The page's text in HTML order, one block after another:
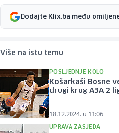
Dodajte Klix.ba među
Više na istu temu
POSLJEDNJE KOLO
Košarkaši Bosne
drugi krug ABA 2
18.12.2024. u 11:06
UPRAVA ZASJEDA